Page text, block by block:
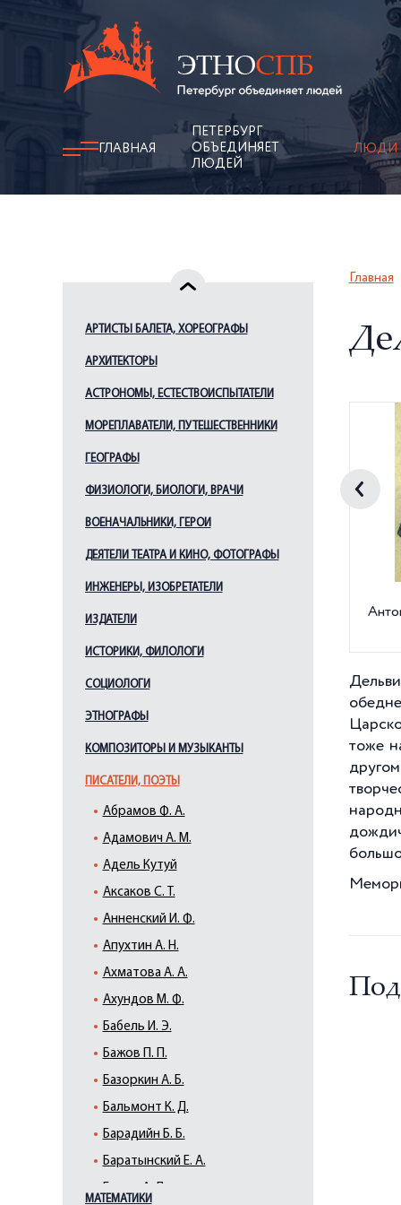
ГЛАВНАЯ
ПЕТЕРБУРГ
ОБЪЕДИНЯЕТ
ЛЮДЕЙ
ЛЮДИ
АРТИСТЫ БАЛЕТА, ХОРЕОГРАФЫ
АРХИТЕКТОРЫ
АСТРОНОМЫ, ЕСТЕСТВОИСПЫТАТЕЛИ
МОРЕПЛАВАТЕЛИ, ПУТЕШЕСТВЕННИКИ
ГЕОГРАФЫ
ФИЗИОЛОГИ, БИОЛОГИ, ВРАЧИ
ВОЕНАЧАЛЬНИКИ, ГЕРОИ
ДЕЯТЕЛИ ТЕАТРА И КИНО, ФОТОГРАФЫ
ИНЖЕНЕРЫ, ИЗОБРЕТАТЕЛИ
ИЗДАТЕЛИ
ИСТОРИКИ, ФИЛОЛОГИ
СОЦИОЛОГИ
ЭТНОГРАФЫ
КОМПОЗИТОРЫ И МУЗЫКАНТЫ
ПИСАТЕЛИ, ПОЭТЫ
Абрамов Ф. А.
Адамович А. М.
Адель Кутуй
Аксаков С. Т.
Анненский И. Ф.
Апухтин А. Н.
Ахматова А. А.
Ахундов М. Ф.
Бабель И. Э.
Бажов П. П.
Базоркин А. Б.
Бальмонт К. Д.
Барадийн Б. Б.
Баратынский Е. А.
МАТЕМАТИКИ
Главная
тоже